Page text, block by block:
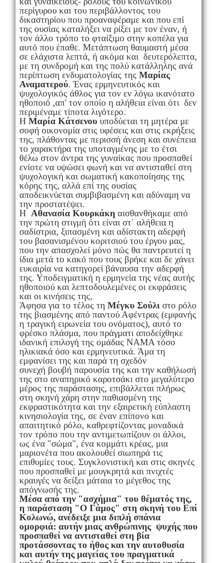
περίγυρου και του περιβάλλοντος του
δικαστηρίου που προαναφέραμε και που επί
της ουσίας καταλήξει να ρίξει με τον έναν, ή
τον άλλο τρόπο το φταίξιμο στην κοπέλα για
αυτό που έπαθε. Μετάπτωση θαυμαστή μέσα
σε ελάχιστα λεπτά, ή ακόμα και δευτερόλεπτα,
με τη συνδρομή και της πολύ κατάλληλης ανά
περίπτωση ενδυματολογίας της Μαρίας
Αναματερού. Ένας ερμηνευτικός και
ψυχολογικός άθλος για τον εν λόγω ικανότατο
ηθοποιό ,απ' τον οποίο η αλήθεια είναι ότι δεν
περιμέναμε τίποτα λιγότερο.
Η Μαρία Κάτσενουυποδύεται τη μητέρα με
σοφή οικονομία στις υφέσεις και στις εκρήξεις
της, πλάθοντας με περισσή άνεση και συνέπεια
το χαρακτήρα της υποταγμένης με το έτσι
θέλω στον άντρα της γυναίκας που προσπαθεί
ενίοτε να υψώσει φωνή και να αντισταθεί στη
ψυχολογική και σωματική κακοποίησης της
κόρης της, αλλά επί της ουσίας
αποδεικνύεται συμβιβασμένη και αδύναμη να
την προστατέψει.
Η Αθανασία Κουρκάκη αισθανθήκαμε από
την πρώτη στιγμή ότι είναι στ΄ αλήθεια η
σαδίστρια, ξιπασμένη και αδίστακτη αδερφή
του βασανισμένου κοριτσιού του έργου μας,
που την απασχολεί μόνο πώς θα παντρευτεί η
ίδια μετά το κακό που τους βρήκε και δε χάνει
ευκαιρία να κατηγορεί βάναυσα την αδερφή
της. Υποδειγματική η ερμηνεία της νέας αυτής
ηθοποιού και λεπτοδουλεμένες οι εκφράσεις
και οι κινήσεις της,
Άφησα για το τέλος τη Μέγκυ Σούλιστο ρόλο
της βιασμένης από παντού Αφέντρας (εμφανής
η τραγική ειρωνεία του ονόματος), αυτό το
φρέσκο πλάσμα, που πράγματι αποδείχθηκε
ιδανική επιλογή της ομάδας ΝΑΜΑ τόσο
ηλικιακά όσο και ερμηνευτικά. Άμα τη
εμφανίσει της και παρά τη σχεδόν
συνεχή βουβή παρουσία της και την καθήλωσή
της στο αναπηρικό καροτσάκι στο μεγαλύτερο
μέρος της παράστασης, επιβάλλεται πλήρως
στη σκηνή χάρη στην παθιασμένη της
εκφραστικότητα και την εξαιρετική εύπλαστη
κινησιολογία της, σε έναν επίπονο και
απαιτητικό ρόλο, καθρεφτίζοντας μοναδικά
τον τρόπο που την αντιμετωπίζουν οι άλλοι,
ως ένα "σώμα", ένα κομμάτι κρέας, μια
μαριονέτα που ακολουθεί σιωπηρά τις
επιθυμίες τους. Συγκλονιστική και στις σκηνές
που προσπαθεί με μουγκρητά και πνιχτές
κραυγές να δείξει μάταια το μέγεθος της
απόγνωσής της.
Μέσα από την "ασχήμια" του θέματός της,
η παράσταση "Ο Γάμος" στη σκηνή του Επί
Κολωνώ, ανέδειξε μια διπλή σπάνια
ομορφιά: αυτήν μιας ανθρώπινης ψυχής που
προσπαθεί να αντισταθεί στη βία
προτάσσοντας το ήθος και την αυτοθυσία
και αυτήν της μαγείας του πραγματικά